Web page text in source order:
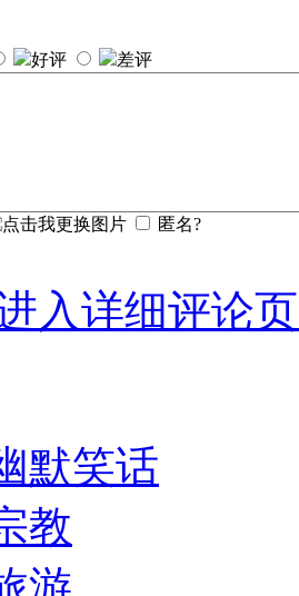
好评 差评
匿名?
入详细评论
默笑话
教
游